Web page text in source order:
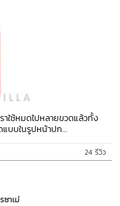
าใช้หมดไปหลายขวดแล้วทั้ง
บบในรูปหน้าปก...
24 รีวิว
ซาเม่